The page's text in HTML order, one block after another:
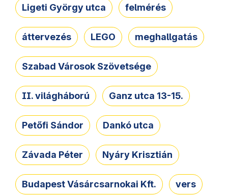
Ligeti György utca felmérés
áttervezés LEGO meghallgatás
Szabad Városok Szövetsége
II. világháború Ganz utca 13-15.
Petőfi Sándor Dankó utca
Závada Péter Nyáry Krisztián
Budapest Vásárcsarnokai Kft. vers